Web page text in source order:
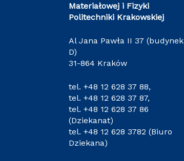
Materiałowej i Fizyki
Politechniki Krakowskiej
Al Jana Pawła II 37 (budynek
D)
31-864 Kraków
tel.+48 12 628 37 88,
tel.+48 12 628 37 87,
tel.+48 12 628 37 86
(Dziekanat)
tel.+48 12 628 3782 (Biuro
Dziekana)